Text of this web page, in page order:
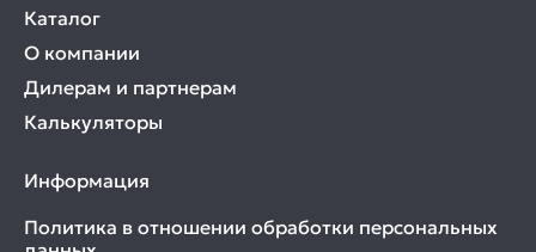
Каталог
О компании
Дилерам и партнерам
Калькуляторы
Информация
Политика в отношении обработки персональных